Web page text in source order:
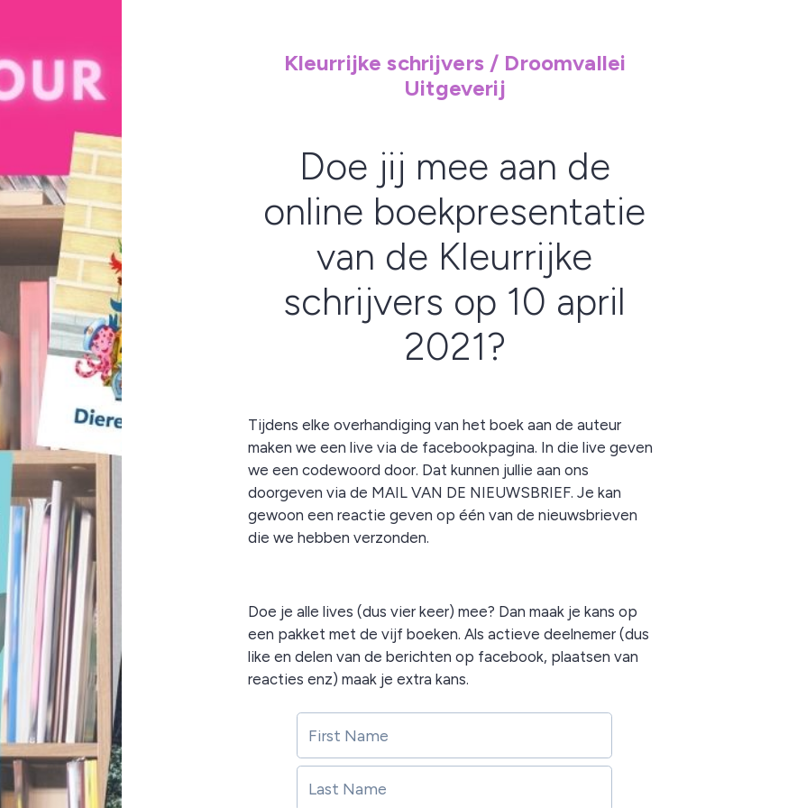
Kleurrijke schrijvers / Droomvallei
Uitgeverij
Doe jij mee aan de
online boekpresentatie
van de Kleurrijke
schrijvers op 10 april
2021?
Tijdens elke overhandiging van het boek aan de auteur
maken we een live via de facebookpagina. In die live geven
we een codewoord door. Dat kunnen jullie aan ons
doorgeven via de MAIL VAN DE NIEUWSBRIEF. Je kan
gewoon een reactie geven op één van de nieuwsbrieven
die we hebben verzonden.
Doe je alle lives (dus vier keer) mee? Dan maak je kans op
een pakket met de vijf boeken. Als actieve deelnemer (dus
like en delen van de berichten op facebook, plaatsen van
reacties enz) maak je extra kans.